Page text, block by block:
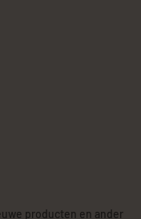
producten en ander